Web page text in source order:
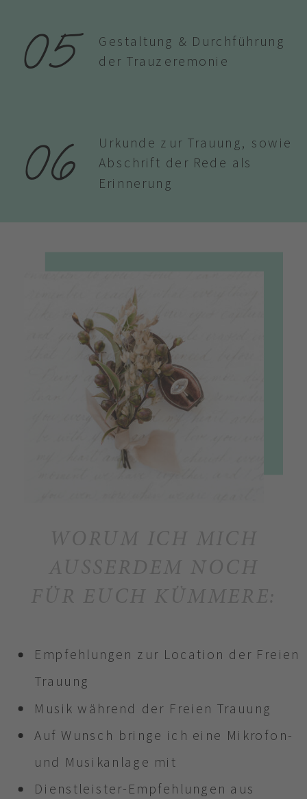
06
05
Gestaltung & Durchführung
der Trauzeremonie
Urkunde zur Trauung, sowie
Abschrift der Rede als
Erinnerung
Empfehlungen zur Location der Freien
Trauung
Musik während der Freien Trauung
Auf Wunsch bringe ich eine Mikrofon-
und Musikanlage mit
Dienstleister-Empfehlungen aus